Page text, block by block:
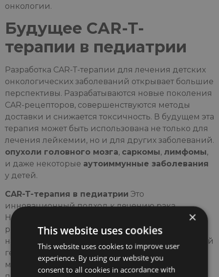
онкологии.
Будущее CAR-T-
терапии в педиатрии
Разработка CAR-T-терапии для лечения детских
онкологических заболеваний открывает большие
перспективы. Разрабатываются новые поколения
CAR-рецепторов, совершенствуются методы
доставки и снижается токсичность. В будущем эта
терапия может быть использована не только для
лечения лейкемии, но и для других заболеваний.
опухоли головного мозга, саркомы, лимфомы,
и даже некоторые аутоиммунные заболевания
у детей.
CAR-T-терапия в педиатрии Это
инновационный подход к лечению рака.
Несмотря на высокую стоимость и некоторые
риски, его эффективность делает его одним из
наиболее перспективных направлений в детской
гематологии и онкологии. В ближайшие годы
можно ожидать расширения показаний,
×
This website uses cookies
This website uses cookies to improve user
experience. By using our website you
consent to all cookies in accordance with